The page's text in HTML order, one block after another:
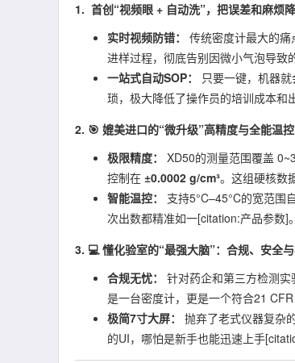
1. ️ 首创“视频眼 + 自动洗”，把误差和麻烦
实时视频防错：
传统密度计最大的
进样过程，彻底告别因微小气泡导致
一站式自动SOP：
只要一键，机器
琐，极大降低了操作员的培训成本和
2. 🎯 媲美进口的“微升级”高精度与全能温控
极限精度：
XD50的测量范围覆盖
控制在 ±0.0002 g/cm³。这组硬核数
智能温控：
支持5°C–45°C的宽范
次出数都精准如一[citation:产品参数]。
3. 💻 懂化验室的“最强大脑”：合规、安全
合规无忧：
针对药企和第三方检测
是一台密度计，更是一个符合21
极简7寸大屏：
抛弃了老式仪器复杂
的UI，哪怕是新手也能迅速上手